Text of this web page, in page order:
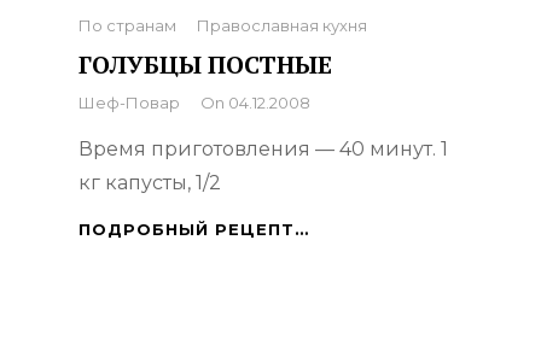
Categories
По странам Православная кухня
ГОЛУБЦЫ ПОСТНЫЕ
By
Шеф-Повар On 04.12.2008
Время приготовления — 40 минут. 1
кг капусты, 1/2
ПОДРОБНЫЙ РЕЦЕПТ…